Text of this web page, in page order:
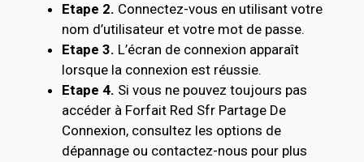
Etape 2. Connectez-vous en utilisant votre
nom d’utilisateur et votre mot de passe.
Etape 3. L’écran de connexion apparaît
lorsque la connexion est réussie.
Etape 4. Si vous ne pouvez toujours pas
accéder à Forfait Red Sfr Partage De
Connexion, consultez les options de
dépannage ou contactez-nous pour plus